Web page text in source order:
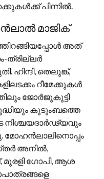
പിന്നിൽ.
മാജിക്
അത്
ത്രില്ലർ
ഹിന്ദി, തെലുങ്ക്,
റീമേക്കുകൾ
ജോർജുകുട്ടി
കുടുംബത്തെ
നിശ്ചയദാർഢ്യവും
മോഹൻലാലിനൊപ്പം
അനിൽ,
മുരളി ഗോപി, ആശ